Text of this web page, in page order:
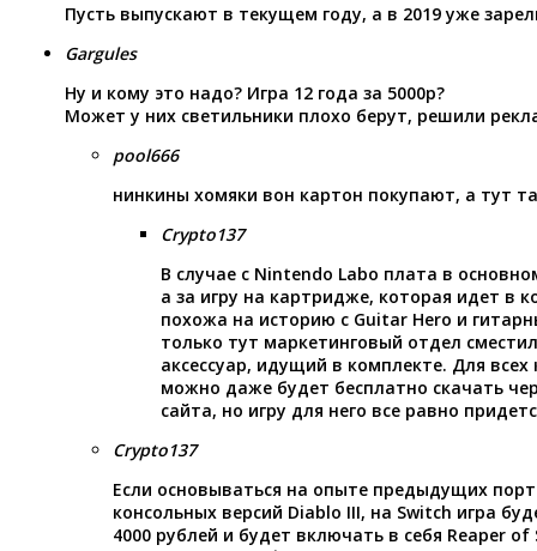
Пусть выпускают в текущем году, а в 2019 уже
Gargules
Ну и кому это надо? Игра 12 года за 5000р?
Может у них светильники плохо берут, решили
pool666
нинкины хомяки вон картон покупают, а тут
Crypto137
В случае с Nintendo Labo плата в
а за игру на картридже, которая идет в
похожа на историю с Guitar Hero и
только тут маркетинговый отдел
аксессуар, идущий в комплекте. Для
можно даже будет бесплатно скачать
сайта, но игру для него все равно
Crypto137
Если основываться на опыте предыдущих
консольных версий Diablo III, на Switch игра
4000 рублей и будет включать в себя Reaper